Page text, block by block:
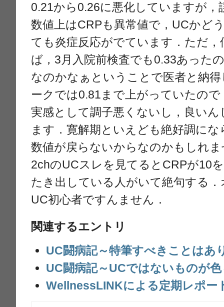
0.21から0.26に悪化していますが，
数値上はCRPも異常値で，UCかど
ても炎症反応がでています．ただ
ば，3月入院前検査でも0.33あった
なのかなぁということで医者と納
ークでは0.81まで上がっていたの
実感として調子悪くないし，良い
ます．寛解期といえども絶好調に
数値が戻らないからなのかもしれ
2chのUCスレを見てるとCRPが10
たき出している人がいて絶句する
UC初心者ですんません．
関連するエントリ
UC闘病記～特筆すべきことはあ
UC闘病記～UCではないものが
WellnessLINKによる定期レポー